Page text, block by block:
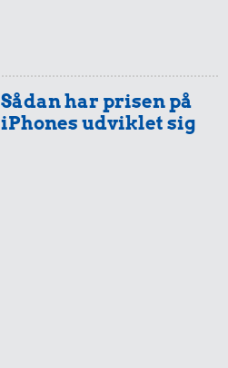
Sådan har prisen på
iPhones udviklet sig